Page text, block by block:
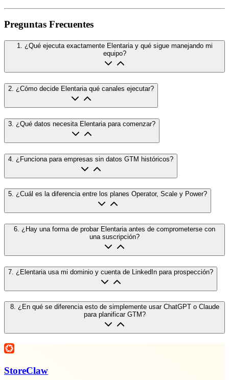
Preguntas Frecuentes
1. ¿Qué ejecuta exactamente Elentaria y qué sigue manejando mi
equipo?
2. ¿Cómo decide Elentaria qué canales ejecutar?
3 ¿Qué datos necesita Elentaria para comenzar?
4 ¿Funciona para empresas sin datos GTM históricos?
5. ¿Cuál es la diferencia entre los planes Operator, Scale y Power?
6 ¿Hay una forma de probar Elentaria antes de comprometerse con
una suscripción?
7 ¿Elentaria usa mi dominio y cuenta de LinkedIn para prospección?
8. ¿En qué se diferencia esto de simplemente usar ChatGPT o Claude
para planificar GTM?
StoreClaw